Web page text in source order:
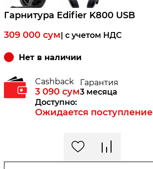
Гарнитура Edifier K800 USB
309 000 сум| c учетом НДС
Нет в наличии
Cashback
3 090 сум
Гарантия
3 месяца
Доступно:
Ожидается поступление